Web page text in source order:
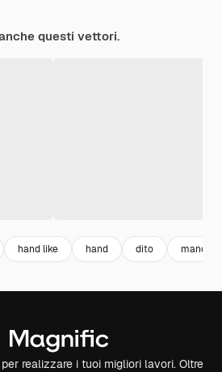
questi vettori.
hand like hand dito mano
realizzare i tuoi migliori lavori. Oltre